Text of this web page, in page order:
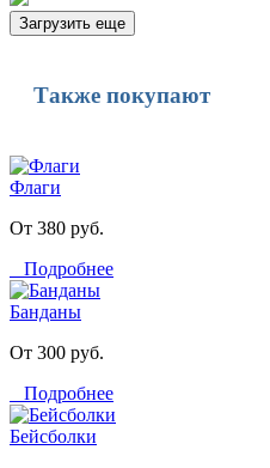
Загрузить еще
Также покупают
Флаги
От 380 руб.
Подробнее
Банданы
От 300 руб.
Подробнее
Бейсболки